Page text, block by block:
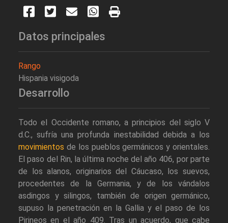
Datos principales
Rango
Hispania visigoda
Desarrollo
Todo el Occidente romano, a principios del siglo V
d.C., sufría una profunda inestabilidad debida a los
movimientos de los pueblos germánicos y orientales.
El paso del Rin, la última noche del año 406, por parte
de los alanos, originarios del Cáucaso, los suevos,
procedentes de la Germania, y de los vándalos
asdingos y silingos, también de origen germánico,
supuso la penetración en la Gallia y el paso de los
Pirineos en el año 409. Tras un acuerdo, que cabe